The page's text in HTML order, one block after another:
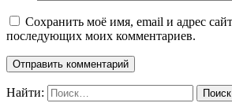
Сохранить моё имя, email и адрес
последующих моих комментариев.
Найти: